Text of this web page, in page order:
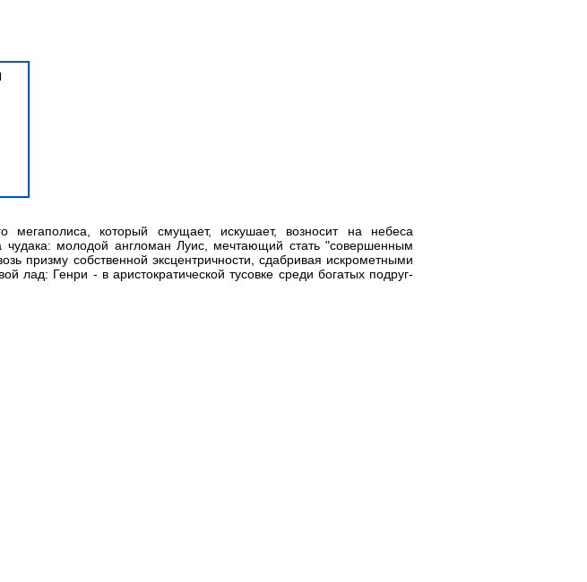
который смущает, искушает, возносит на небеса
чудака: молодой англоман Луис, мечтающий стать "совершенным
призму собственной эксцентричности, сдабривая искрометными
лад: Генри - в аристократической тусовке среди богатых подруг-